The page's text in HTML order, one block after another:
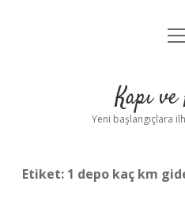
Yasal
Kapı
Yeni başlangıçlara
Etiket: 1 depo kaç km